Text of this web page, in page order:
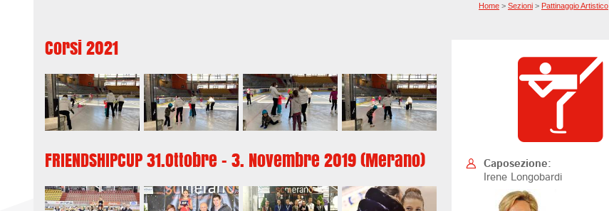
Home > Sezioni > Pattinaggio Artistico
Caposezione:
Irene Longobardi
Corsi 2021
FRIENDSHIPCUP 31.Ottobre - 3. Novembre 2019 (Merano)